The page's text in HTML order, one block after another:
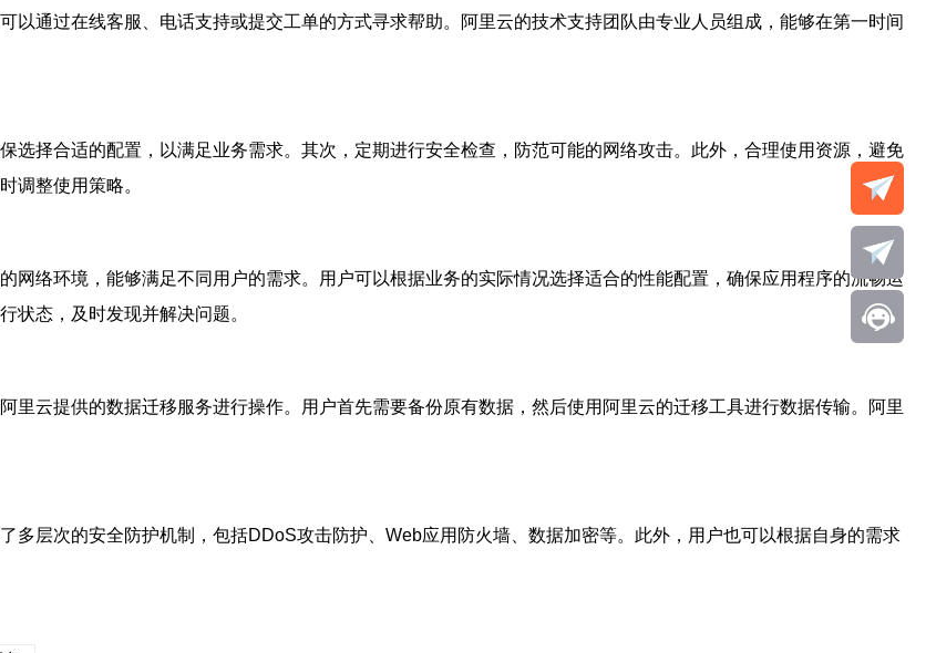
以通过在线客服、电话支持或提交工单的方式寻求帮助。阿里云的技术支持团队由专业人员组成，能够在第一时间
选择合适的配置，以满足业务需求。其次，定期进行安全检查，防范可能的网络攻击。此外，合理使用资源，避免
调整使用策略。
网络环境，能够满足不同用户的需求。用户可以根据业务的实际情况选择适合的性能配置，确保应用程序的流畅运
状态，及时发现并解决问题。
阿里云提供的数据迁移服务进行操作。用户首先需要备份原有数据，然后使用阿里云的迁移工具进行数据传输。阿里
多层次的安全防护机制，包括DDoS攻击防护、Web应用防火墙、数据加密等。此外，用户也可以根据自身的需求